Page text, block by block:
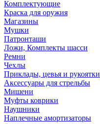
Комплектующие
Краска для оружия
Магазины
Мушки
Патронташи
Ложи, Комплекты шасси
Ремни
Чехлы
Приклады, цевья и рукоятки
Аксессуары для стрельбы
Мишени
Муфты коврики
Наушники
Наплечные амортизаторы